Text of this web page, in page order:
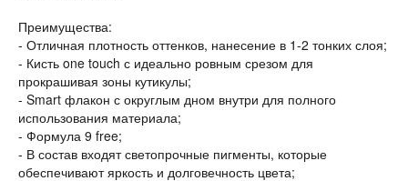
Преимущества:
- Отличная плотность оттенков, нанесение в 1-2 тонких слоя;
- Кисть one touch с идеально ровным срезом для
прокрашивая зоны кутикулы;
- Smart флакон с округлым дном внутри для полного
использования материала;
- Формула 9 free;
- В состав входят светопрочные пигменты, которые
обеспечивают яркость и долговечность цвета;